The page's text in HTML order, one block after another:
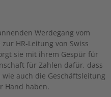
Werdegang vom
HR-Leitung von Swiss
sie mit ihrem Gespür für
für Zahlen dafür, dass
auch die Geschäftsleitung
Hand haben.